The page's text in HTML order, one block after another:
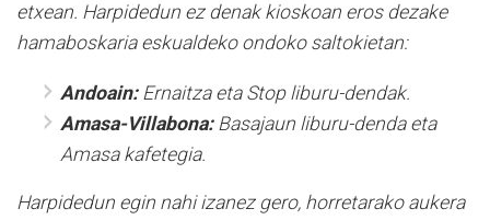
etxean. Harpidedun ez denak kioskoan eros dezake
hamaboskaria eskualdeko ondoko saltokietan:
Andoain: Ernaitza eta Stop liburu-dendak.
Amasa-Villabona:Basajaun liburu-denda eta
Amasa kafetegia.
Harpidedun egin nahi izanez gero, horretarako aukera